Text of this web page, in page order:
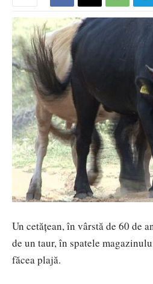
Un cetățean, în vârstă de 60 de
de un taur, în spatele
făcea plajă.